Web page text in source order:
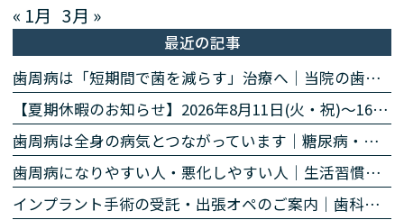
« 1月 3月 »
最近の記事
歯周病は「短期間で菌を減らす」治療へ｜当院の歯周病除菌プログラム
【夏期休暇のお知らせ】2026年8月11日(火・祝)〜16日(日)
歯周病は全身の病気とつながっています｜糖尿病・心臓・誤嚥性肺炎・認知症との関係｜名古屋・栄の高山歯科室
歯周病になりやすい人・悪化しやすい人｜生活習慣・持病・お薬のリスク因子｜名古屋・栄の高山歯科室
インプラント手術の受託・出張オペのご案内｜歯科医師の先生方へ